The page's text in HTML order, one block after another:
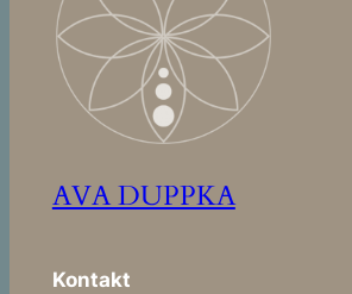
AVA DUPPKA
Kontakt